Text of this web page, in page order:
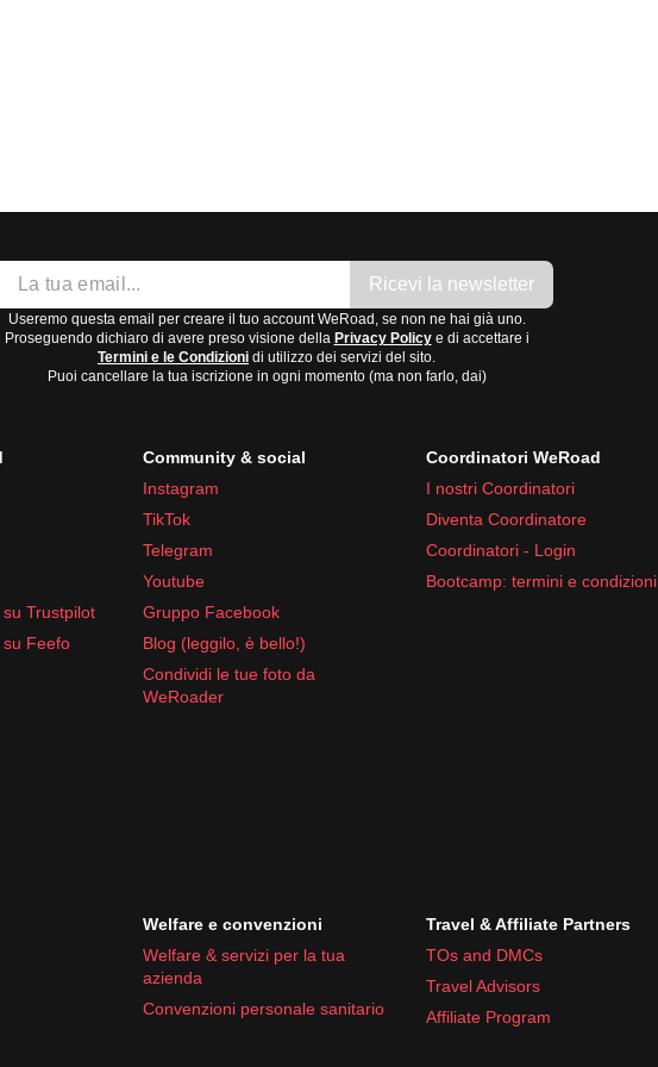
analgesici
e inverni miti e piovosi.
precipitazioni scarse.
Ricevi la newsletter
Useremo questa email per creare il tuo account WeRoad, se non ne hai già uno.
Proseguendo dichiaro di avere preso visione della Privacy Policye di accettare i
Termini e le Condizioni di utilizzo dei servizi del sito.
Puoi cancellare la tua iscrizione in ogni momento (ma non farlo, dai)
Trustpilot
Feefo
Community & social
Instagram
TikTok
Telegram
Youtube
Gruppo Facebook
Blog (leggilo, è bello!)
Condividi le tue foto da
WeRoader
Coordinatori WeRoad
I nostri Coordinatori
Diventa Coordinatore
Coordinatori - Login
Bootcamp: termini e condizioni
Welfare e convenzioni
Welfare & servizi per la tua
azienda
Convenzioni personale sanitario
Travel & Affiliate Partners
TOs and DMCs
Travel Advisors
Affiliate Program